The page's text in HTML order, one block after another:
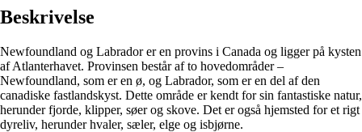
Beskrivelse
Newfoundland og Labrador er en provins i Canada og ligger på kysten
af Atlanterhavet. Provinsen består af to hovedområder –
Newfoundland, som er en ø, og Labrador, som er en del af den
canadiske fastlandskyst. Dette område er kendt for sin fantastiske natur,
herunder fjorde, klipper, søer og skove. Det er også hjemsted for et rigt
dyreliv, herunder hvaler, sæler, elge og isbjørne.